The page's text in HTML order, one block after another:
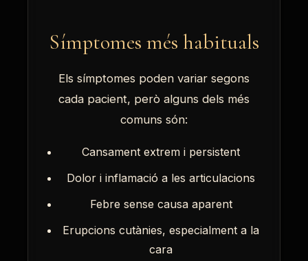
Símptomes més habituals
Els símptomes poden variar segons
cada pacient, però alguns dels més
comuns són:
Cansament extrem i persistent
Dolor i inflamació a les articulacions
Febre sense causa aparent
Erupcions cutànies, especialment a la
cara